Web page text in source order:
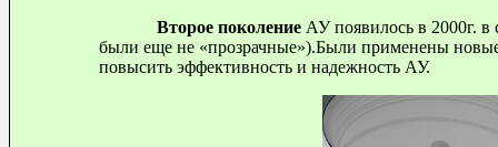
Второе поколение АУ появилось в 2000г. в
были еще не «прозрачные»).Были применены
повысить эффективность и надежность АУ.